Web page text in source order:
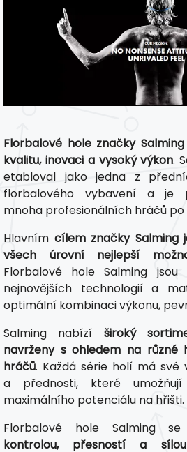
Florbalové hole značky Salming
kvalitu, inovaci a vysoký výkon.
etabloval jako jedna z
florbalového vybavení a je
mnoha profesionálních hráčů
Hlavním cílem značky Salming
všech úrovní nejlepší
Florbalové hole Salming
nejnovějších technologií a
optimální kombinaci výkonu,
Salming nabízí široký
navrženy s ohledem na
hráčů. Každá série holí má
a přednosti, které
maximálního potenciálu na hřišti.
Florbalové hole Salming
kontrolou, přesností a